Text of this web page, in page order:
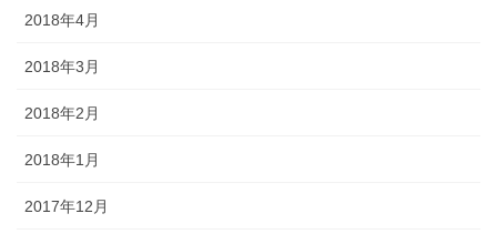
2018年4月
2018年3月
2018年2月
2018年1月
2017年12月